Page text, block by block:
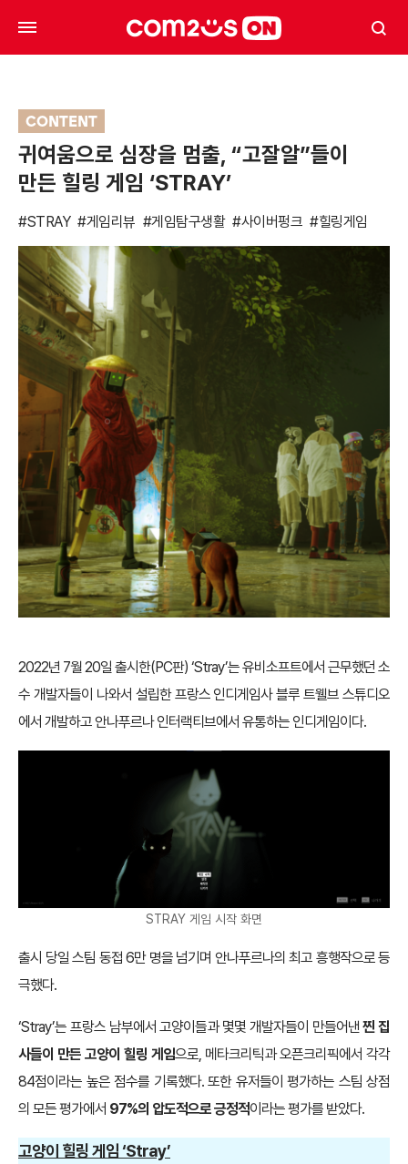
CONTENT
귀여움으로 심장을 멈출, “고잘알”들이
만든 힐링 게임 ‘STRAY’
#STRAY #게임리뷰 #게임탐구생활 #사이버펑크 #힐링게임
2022년 7월 20일 출시한(PC판) ‘Stray’는 유비소프트에서 근무했던 소
수 개발자들이 나와서 설립한 프랑스 인디게임사 블루 트웰브 스튜디오
에서 개발하고 안나푸르나 인터랙티브에서 유통하는 인디게임이다.
STRAY 게임 시작 화면
출시 당일 스팀 동접 6만 명을 넘기며 안나푸르나의 최고 흥행작으로 등
극했다.
‘Stray’는 프랑스 남부에서 고양이들과 몇몇 개발자들이 만들어낸찐 집
사들이 만든 고양이 힐링 게임으로, 메타크리틱과 오픈크리픽에서 각각
84점이라는 높은 점수를 기록했다. 또한 유저들이 평가하는 스팀 상점
의 모든 평가에서 97%의 압도적으로 긍정적이라는 평가를 받았다.
고양이 힐링 게임 ‘Stray’